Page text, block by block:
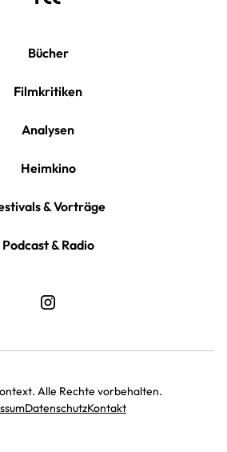
Bücher
Filmkritiken
Analysen
Heimkino
& Vorträge
Podcast & Radio
Alle Rechte vorbehalten.
DatenschutzKontakt